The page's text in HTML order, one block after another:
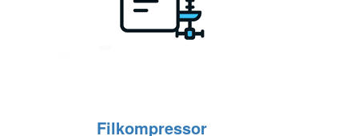
Filkompressor